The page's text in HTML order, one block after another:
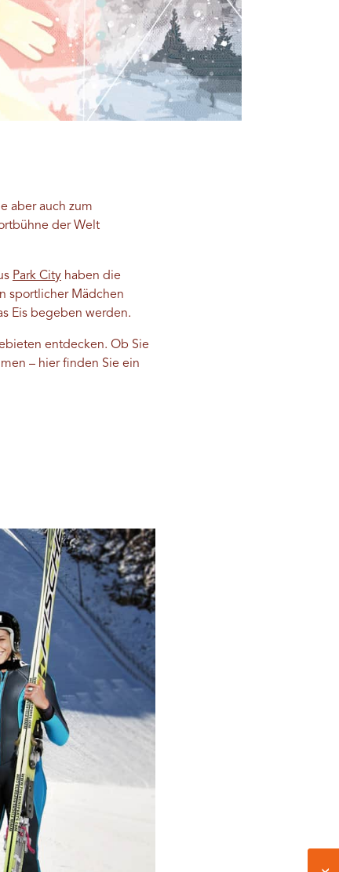
aber auch zum
der Welt
Park Cityhaben die
sportlicher Mädchen
Eis begeben werden.
entdecken. Ob Sie
– hier finden Sie ein